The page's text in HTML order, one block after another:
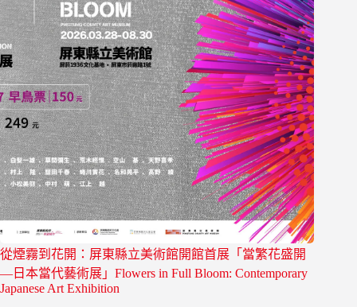
從煙霧到花開：屏東縣立美術館開館首展「當繁花盛開
—日本當代藝術展」Flowers in Full Bloom: Contemporary
Japanese Art Exhibition